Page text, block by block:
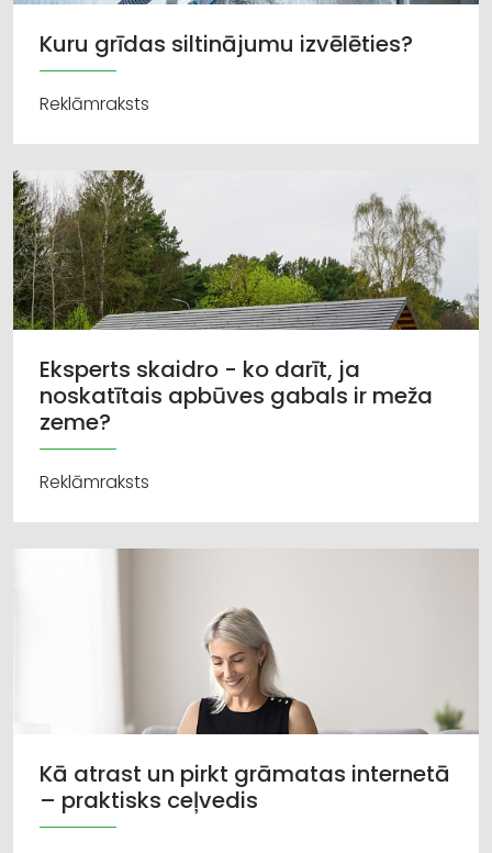
Kuru grīdas siltinājumu izvēlēties?
Reklāmraksts
Eksperts skaidro - ko darīt, ja
noskatītais apbūves gabals ir meža
zeme?
Reklāmraksts
Kā atrast un pirkt grāmatas internetā
– praktisks ceļvedis